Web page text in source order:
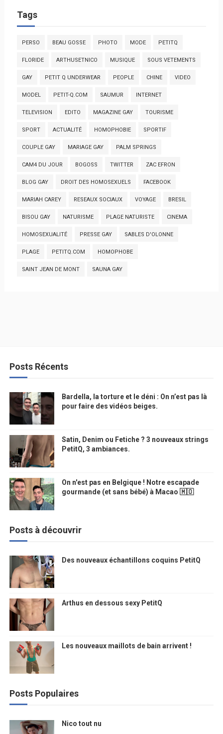
Tags
PERSO BEAU GOSSE PHOTO MODE PETITQ
FLORIDE ARTHUSETNICO MUSIQUE SOUS VETEMENTS
GAY PETIT Q UNDERWEAR PEOPLE CHINE VIDEO
MODEL PETIT-Q.COM SAUMUR INTERNET
TELEVISION EDITO MAGAZINE GAY TOURISME
SPORT ACTUALITÉ HOMOPHOBIE SPORTIF
COUPLE GAY MARIAGE GAY PALM SPRINGS
CAM4 DU JOUR BOGOSS TWITTER ZAC EFRON
BLOG GAY DROIT DES HOMOSEXUELS FACEBOOK
MARIAH CAREY RESEAUX SOCIAUX VOYAGE BRESIL
BISOU GAY NATURISME PLAGE NATURISTE CINEMA
HOMOSEXUALITÉ PRESSE GAY SABLES D'OLONNE
PLAGE PETITQ.COM HOMOPHOBE
SAINT JEAN DE MONT SAUNA GAY
Posts Récents
Bardella, la torture et le déni : On n’est pas là
pour faire des vidéos beiges.
Satin, Denim ou Fetiche ? 3 nouveaux strings
PetitQ, 3 ambiances.
On n'est pas en Belgique ! Notre escapade
gourmande (et sans bébé) à Macao 🇲🇴
Posts à découvrir
Des nouveaux échantillons coquins PetitQ
Arthus en dessous sexy PetitQ
Les nouveaux maillots de bain arrivent !
Posts Populaires
Nico tout nu